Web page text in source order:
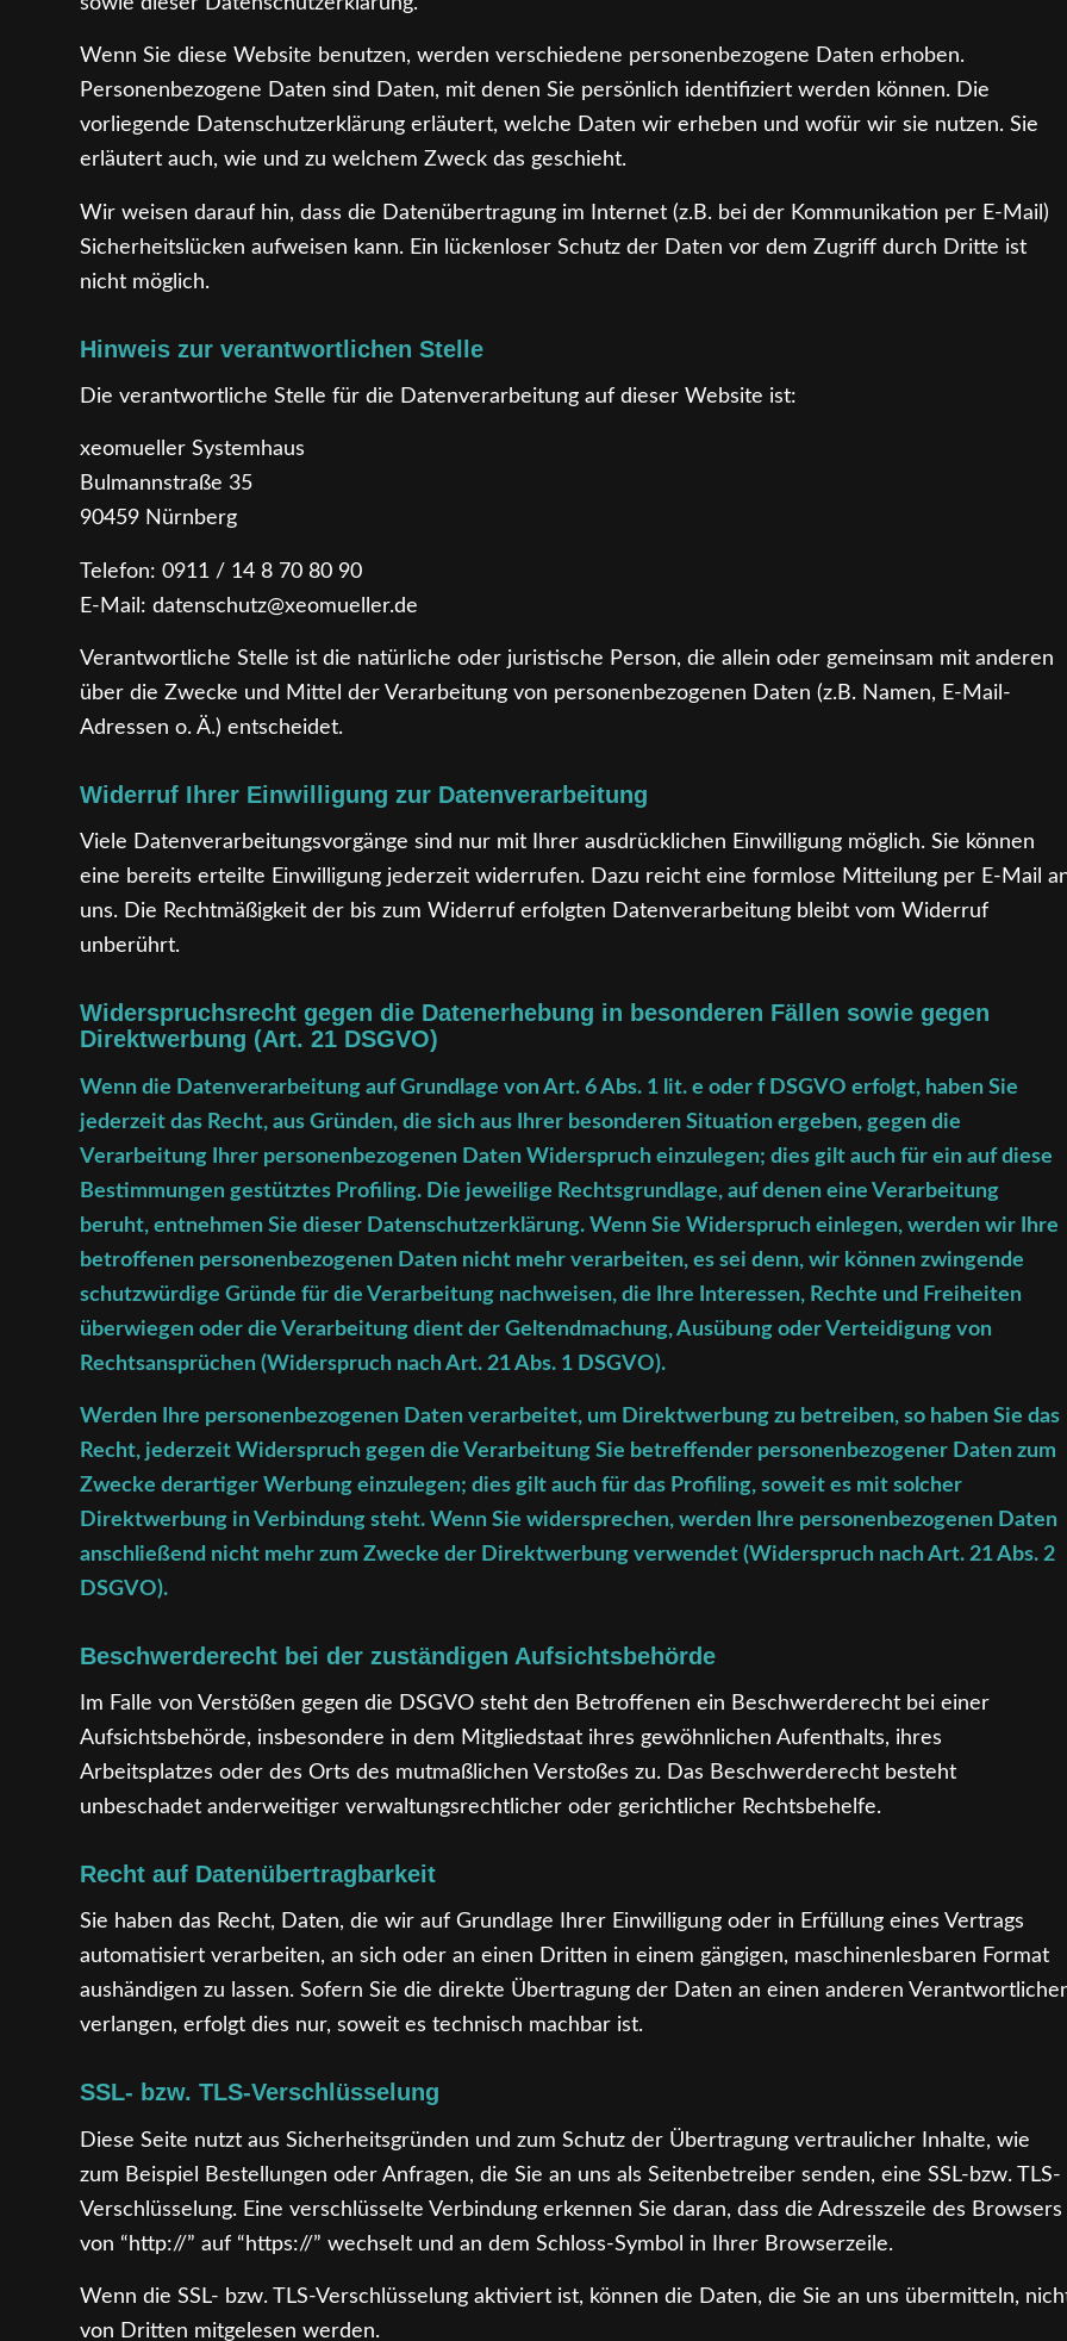
Wenn Sie diese Website benutzen, werden verschiedene personenbezogene Daten erhoben.
Personenbezogene Daten sind Daten, mit denen Sie persönlich identifiziert werden können. Die
vorliegende Datenschutzerklärung erläutert, welche Daten wir erheben und wofür wir sie nutzen. Sie
erläutert auch, wie und zu welchem Zweck das geschieht.
Wir weisen darauf hin, dass die Datenübertragung im Internet (z.B. bei der Kommunikation per E-Mail)
Sicherheitslücken aufweisen kann. Ein lückenloser Schutz der Daten vor dem Zugriff durch Dritte ist
nicht möglich.
Hinweis zur verantwortlichen Stelle
Die verantwortliche Stelle für die Datenverarbeitung auf dieser Website ist:
xeomueller Systemhaus
Bulmannstraße 35
90459 Nürnberg
Telefon: 0911 / 14 8 70 80 90
E-Mail: datenschutz@xeomueller.de
Verantwortliche Stelle ist die natürliche oder juristische Person, die allein oder gemeinsam mit anderen
über die Zwecke und Mittel der Verarbeitung von personenbezogenen Daten (z.B. Namen, E-Mail-
Adressen o. Ä.) entscheidet.
Widerruf Ihrer Einwilligung zur Datenverarbeitung
Viele Datenverarbeitungsvorgänge sind nur mit Ihrer ausdrücklichen Einwilligung möglich. Sie können
eine bereits erteilte Einwilligung jederzeit widerrufen. Dazu reicht eine formlose Mitteilung per E-Mail
uns. Die Rechtmäßigkeit der bis zum Widerruf erfolgten Datenverarbeitung bleibt vom Widerruf
unberührt.
Widerspruchsrecht gegen die Datenerhebung in besonderen Fällen sowie gegen
Direktwerbung (Art. 21 DSGVO)
Wenn die Datenverarbeitung auf Grundlage von Art. 6 Abs. 1 lit. e oder f DSGVO erfolgt, haben Sie
jederzeit das Recht, aus Gründen, die sich aus Ihrer besonderen Situation ergeben, gegen die
Verarbeitung Ihrer personenbezogenen Daten Widerspruch einzulegen; dies gilt auch für ein auf diese
Bestimmungen gestütztes Profiling. Die jeweilige Rechtsgrundlage, auf denen eine Verarbeitung
beruht, entnehmen Sie dieser Datenschutzerklärung. Wenn Sie Widerspruch einlegen, werden wir Ihre
betroffenen personenbezogenen Daten nicht mehr verarbeiten, es sei denn, wir können zwingende
schutzwürdige Gründe für die Verarbeitung nachweisen, die Ihre Interessen, Rechte und Freiheiten
überwiegen oder die Verarbeitung dient der Geltendmachung, Ausübung oder Verteidigung von
Rechtsansprüchen (Widerspruch nach Art. 21 Abs. 1 DSGVO).
Werden Ihre personenbezogenen Daten verarbeitet, um Direktwerbung zu betreiben, so haben Sie das
Recht, jederzeit Widerspruch gegen die Verarbeitung Sie betreffender personenbezogener Daten zum
Zwecke derartiger Werbung einzulegen; dies gilt auch für das Profiling, soweit es mit solcher
Direktwerbung in Verbindung steht. Wenn Sie widersprechen, werden Ihre personenbezogenen Daten
anschließend nicht mehr zum Zwecke der Direktwerbung verwendet (Widerspruch nach Art. 21 Abs. 2
DSGVO).
Beschwerderecht bei der zuständigen Aufsichtsbehörde
Im Falle von Verstößen gegen die DSGVO steht den Betroffenen ein Beschwerderecht bei einer
Aufsichtsbehörde, insbesondere in dem Mitgliedstaat ihres gewöhnlichen Aufenthalts, ihres
Arbeitsplatzes oder des Orts des mutmaßlichen Verstoßes zu. Das Beschwerderecht besteht
unbeschadet anderweitiger verwaltungsrechtlicher oder gerichtlicher Rechtsbehelfe.
Recht auf Datenübertragbarkeit
Sie haben das Recht, Daten, die wir auf Grundlage Ihrer Einwilligung oder in Erfüllung eines Vertrags
automatisiert verarbeiten, an sich oder an einen Dritten in einem gängigen, maschinenlesbaren Format
aushändigen zu lassen. Sofern Sie die direkte Übertragung der Daten an einen anderen
verlangen, erfolgt dies nur, soweit es technisch machbar ist.
SSL- bzw. TLS-Verschlüsselung
Diese Seite nutzt aus Sicherheitsgründen und zum Schutz der Übertragung vertraulicher Inhalte, wie
zum Beispiel Bestellungen oder Anfragen, die Sie an uns als Seitenbetreiber senden, eine SSL-bzw. TLS-
Verschlüsselung. Eine verschlüsselte Verbindung erkennen Sie daran, dass die Adresszeile des Browsers
von “http://” auf “https://” wechselt und an dem Schloss-Symbol in Ihrer Browserzeile.
Wenn die SSL- bzw. TLS-Verschlüsselung aktiviert ist, können die Daten, die Sie an uns übermitteln,
von Dritten mitgelesen werden.